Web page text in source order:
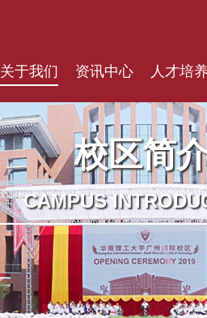
关于我们 资讯中心 人才培养
校区简
CAMPUS